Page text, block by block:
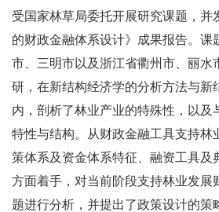
受国家林草局委托开展研究课题，并
的财政金融体系设计》成果报告。课
市、三明市以及浙江省衢州市、丽水
研，在新结构经济学的分析方法与新
内，剖析了林业产业的特殊性，以及
特性与结构。从财政金融工具支持林
策体系及资金体系特征、融资工具及
方面着手，对当前阶段支持林业发展
题进行分析，并提出了政策设计的策